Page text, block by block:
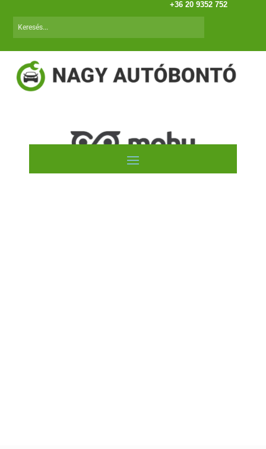
+36 20 9352 752